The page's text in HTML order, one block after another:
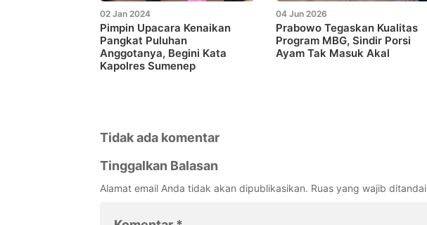
02 Jan 2024
Pimpin Upacara Kenaikan
Pangkat Puluhan
Anggotanya, Begini Kata
Kapolres Sumenep
04 Jun 2026
Prabowo Tegaskan Kualitas
Program MBG, Sindir Porsi
Ayam Tak Masuk Akal
Tidak ada komentar
Tinggalkan Balasan
Alamat email Anda tidak akan dipublikasikan. Ruas yang wajib ditandai